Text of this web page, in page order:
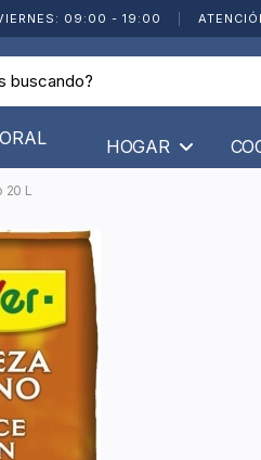
09:00 - 19:00
HOGAR
L